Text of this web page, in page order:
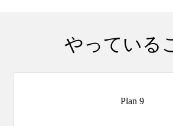
やっている
Plan 9